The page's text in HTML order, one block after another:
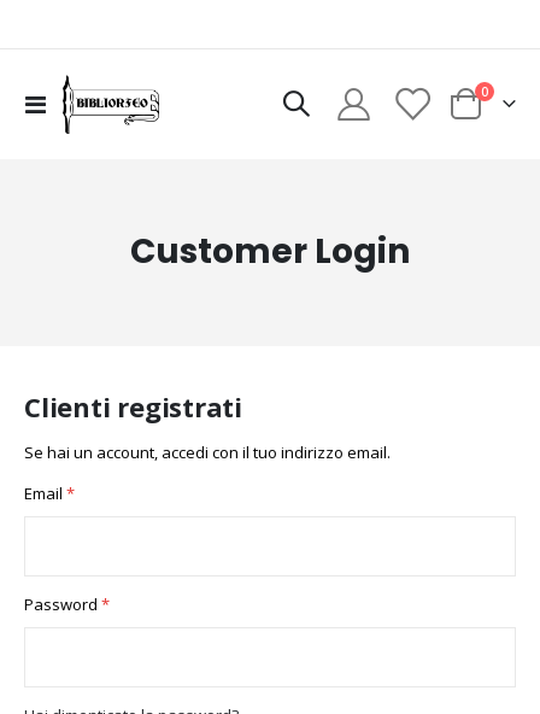
Toggle
Nav
Cart
0elementi
Customer Login
Clienti registrati
Se hai un account, accedi con il tuo indirizzo email.
Email
Password